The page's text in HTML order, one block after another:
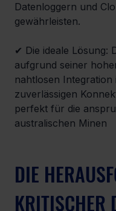
Datenloggern und
gewährleisten.
✔ Die ideale Lösung:
aufgrund seiner
nahtlosen Integration
zuverlässigen
perfekt für die
australischen Minen
DIE
KRITISCHER